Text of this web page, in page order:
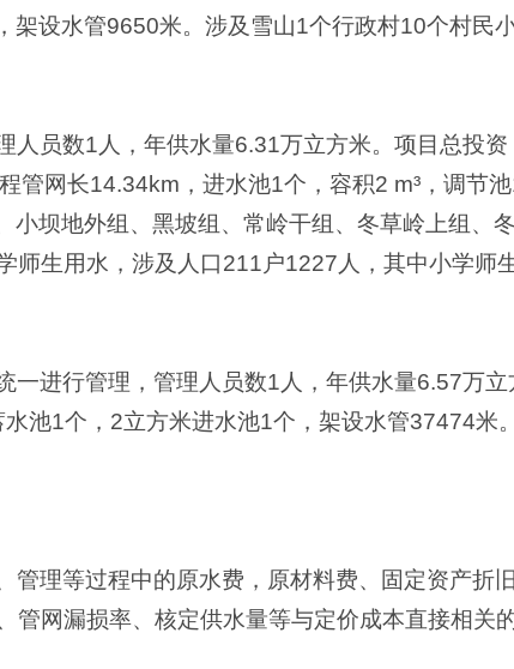
架设水管9650米。涉及雪山1个行政村10个村民
人员数1人，年供水量6.31万立方米。项目总投资
管网长14.34km，进水池1个，容积2 m³，调节
坝地外组、黑坡组、常岭干组、冬草岭上组、
师生用水，涉及人口211户1227人，其中小学师
一进行管理，管理人员数1人，年供水量6.57万立
池1个，2立方米进水池1个，架设水管37474米
管理等过程中的原水费，原材料费、固定资产折旧
管网漏损率、核定供水量等与定价成本直接相关